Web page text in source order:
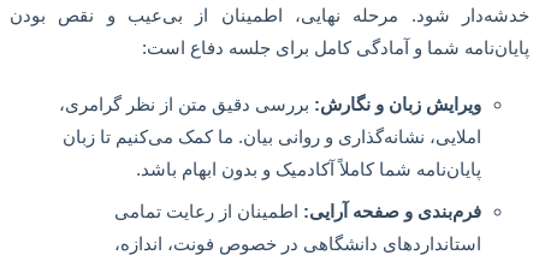
شود. مرحله نهایی، اطمینان از بی‌عیب و نقص بودن
شما و آمادگی کامل برای جلسه دفاع است:
ویرایش زبان و نگارش:بررسی دقیق متن از نظر گرامری،
املایی، نشانه‌گذاری و روانی بیان. ما کمک می‌کنیم تا زبان
پایان‌نامه شما کاملاً آکادمیک و بدون ابهام باشد.
فرم‌بندی و صفحه آرایی:اطمینان از رعایت تمامی
استانداردهای دانشگاهی در خصوص فونت، اندازه،